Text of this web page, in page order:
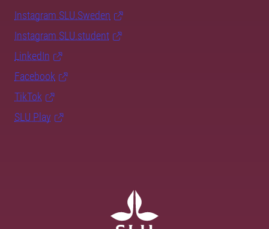
Instagram SLU.Sweden
Instagram SLU.student
LinkedIn
Facebook
TikTok
SLU Play